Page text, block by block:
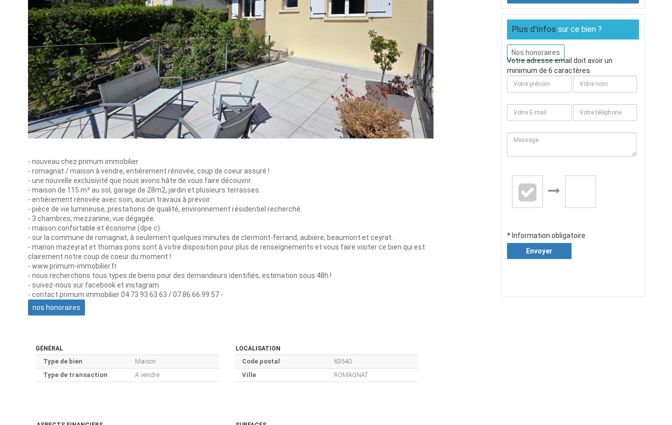
- nouveau chez primum immobilier
- romagnat / maison à vendre, entièrement rénovée, coup de coeur assuré !
- une nouvelle exclusivité que nous avons hâte de vous faire découvrir.
- maison de 115 m² au sol, garage de 28m2, jardin et plusieurs terrasses.
- entièrement rénovée avec soin, aucun travaux à prévoir.
- pièce de vie lumineuse, prestations de qualité, environnement résidentiel recherché.
- 3 chambres, mezzanine, vue dégagée.
- maison confortable et économe (dpe c).
- sur la commune de romagnat, à seulement quelques minutes de clermont-ferrand, aubière, beaumont et ceyrat.
- marion mazeyrat et thomas pons sont à votre disposition pour plus de renseignements et vous faire visiter ce bien qui est
clairement notre coup de coeur du moment !
- www.primum-immobilier.fr
- nous recherchons tous types de biens pour des demandeurs identifiés, estimation sous 48h !
- suivez-nous sur facebook et instagram
- contact primum immobilier 04.73.93.63.63 / 07.86.66.99.57 -
nos honoraires
GÉNÉRAL
Type de bien
Maison
Type de transaction
A vendre
LOCALISATION
Code postal
63540
Ville
ROMAGNAT
Plus d'infos sur ce bien ?
Nos honoraires
Votre adresse email doit avoir un
minimum de 6 caractères.
* Information obligatoire
Envoyer